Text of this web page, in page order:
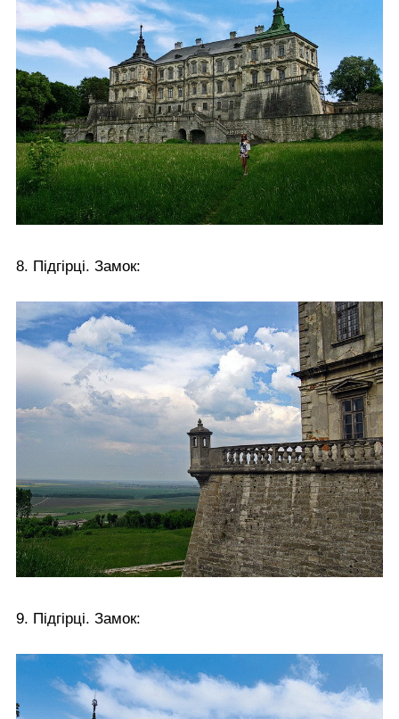
8. Підгірці. Замок:
9. Підгірці. Замок: